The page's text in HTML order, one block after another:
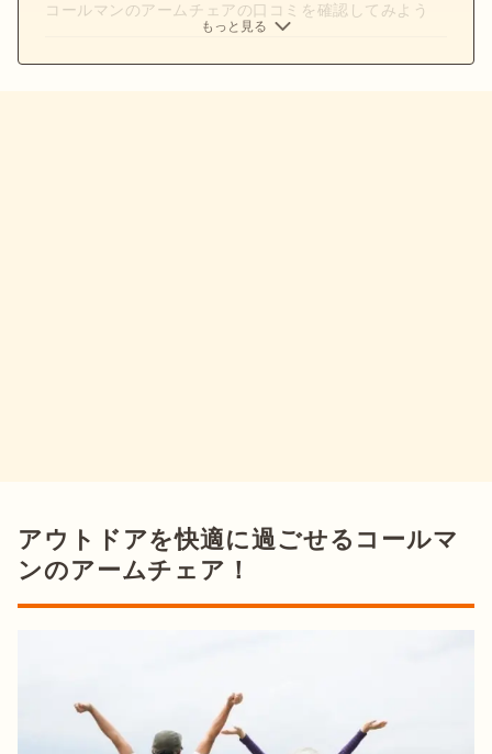
コールマンのアームチェアの口コミを確認してみよう
もっと見る
アウトドアを快適に過ごせるコールマ
ンのアームチェア！